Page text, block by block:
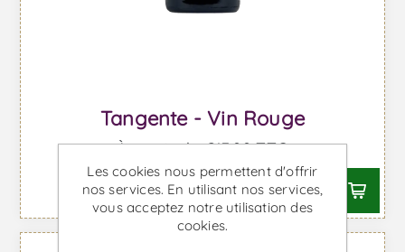
Tangente - Vin Rouge
À partir de €13,22 TTC
Les cookies nous permettent d'offrir
nos services. En utilisant nos services,
vous acceptez notre utilisation des
cookies.